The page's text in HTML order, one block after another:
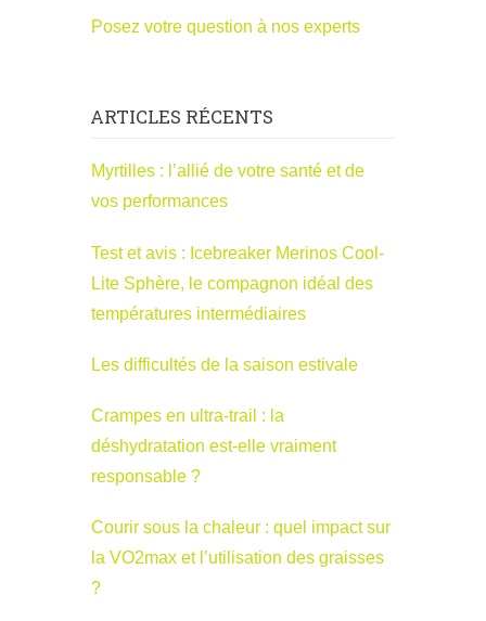
Posez votre question à nos experts
ARTICLES RÉCENTS
Myrtilles : l’allié de votre santé et de
vos performances
Test et avis : Icebreaker Merinos Cool-
Lite Sphère, le compagnon idéal des
températures intermédiaires
Les difficultés de la saison estivale
Crampes en ultra-trail : la
déshydratation est-elle vraiment
responsable ?
Courir sous la chaleur : quel impact sur
la VO2max et l’utilisation des graisses
?